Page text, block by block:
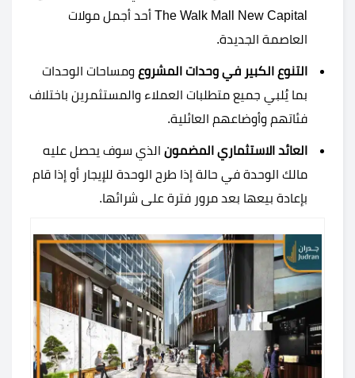
The Walk Mall New Capital أحد أجمل مولات
العاصمة الجديدة.
التنوع الكبير في وحدات المشروع ومساحات الوحدات
بما يُلبي جميع متطلبات العملاء والمستثمرين باختلاف
فئاتهم وأوضاعهم العائلية.
العائد الاستثماري المضمون الذي سوف يحصل عليه
مالك الوحدة في حالة إذا طرح الوحدة للإيجار أو إذا قام
بإعادة بيعها بعد مرور فترة على شرائها.